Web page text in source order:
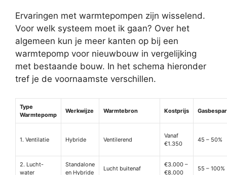
Ervaringen met warmtepompen zijn wisselend.
Voor welk systeem moet ik gaan? Over het
algemeen kun je meer kanten op bij een
warmtepomp voor nieuwbouw in vergelijking
met bestaande bouw. In het schema hieronder
tref je de voornaamste verschillen.
Type
Warmtepomp
Werkwijze Warmtebron Kostprijs
1. Ventilatie Hybride Ventilerend
Vanaf
€1.350
45 – 50%
2. Lucht-
water
Standalone
en Hybride
Lucht buitenaf
€3.000 –
€8.000
55 – 100%